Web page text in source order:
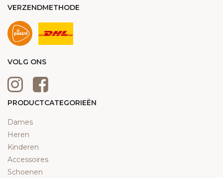
VERZENDMETHODE
VOLG ONS
PRODUCTCATEGORIEËN
Dames
Heren
Kinderen
Accessoires
Schoenen